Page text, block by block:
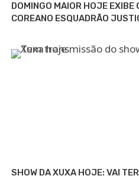
DOMINGO MAIOR HOJE EXIBE
COREANO ESQUADRÃO
SHOW DA XUXA HOJE: VAI TER